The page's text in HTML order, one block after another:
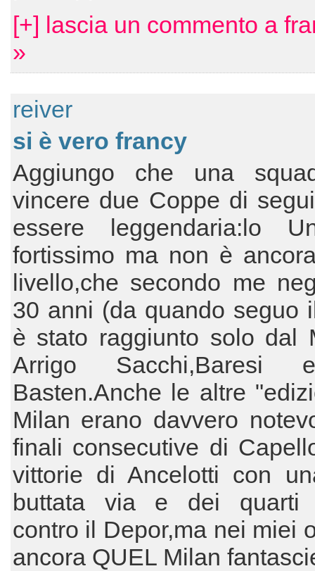
[+] lascia un commento a
»
reiver
si è vero francy
Aggiungo che una
vincere due Coppe di
essere leggendaria:lo
fortissimo ma non è
livello,che secondo me
30 anni (da quando seguo
è stato raggiunto solo dal
Arrigo Sacchi,Baresi
Basten.Anche le altre
Milan erano davvero
finali consecutive di
vittorie di Ancelotti con
buttata via e dei quarti
contro il Depor,ma nei miei
ancora QUEL Milan